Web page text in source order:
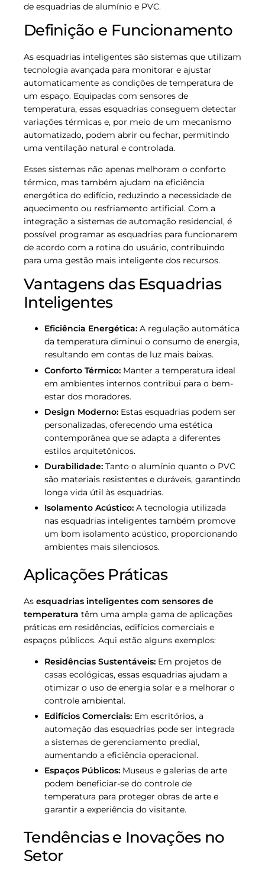
de esquadrias de alumínio e PVC.
Definição e Funcionamento
As esquadrias inteligentes são sistemas que utilizam
tecnologia avançada para monitorar e ajustar
automaticamente as condições de temperatura de
um espaço. Equipadas com sensores de
temperatura, essas esquadrias conseguem detectar
variações térmicas e, por meio de um mecanismo
automatizado, podem abrir ou fechar, permitindo
uma ventilação natural e controlada.
Esses sistemas não apenas melhoram o conforto
térmico, mas também ajudam na eficiência
energética do edifício, reduzindo a necessidade de
aquecimento ou resfriamento artificial. Com a
integração a sistemas de automação residencial, é
possível programar as esquadrias para funcionarem
de acordo com a rotina do usuário, contribuindo
para uma gestão mais inteligente dos recursos.
Vantagens das Esquadrias
Inteligentes
Eficiência Energética: A regulação automática
da temperatura diminui o consumo de energia,
resultando em contas de luz mais baixas.
Conforto Térmico: Manter a temperatura ideal
em ambientes internos contribui para o bem-
estar dos moradores.
Design Moderno: Estas esquadrias podem ser
personalizadas, oferecendo uma estética
contemporânea que se adapta a diferentes
estilos arquitetônicos.
Durabilidade: Tanto o alumínio quanto o PVC
são materiais resistentes e duráveis, garantindo
longa vida útil às esquadrias.
Isolamento Acústico: A tecnologia utilizada
nas esquadrias inteligentes também promove
um bom isolamento acústico, proporcionando
ambientes mais silenciosos.
Aplicações Práticas
As esquadrias inteligentes com sensores de
temperatura têm uma ampla gama de aplicações
práticas em residências, edifícios comerciais e
espaços públicos. Aqui estão alguns exemplos:
Residências Sustentáveis: Em projetos de
casas ecológicas, essas esquadrias ajudam a
otimizar o uso de energia solar e a melhorar o
controle ambiental.
Edifícios Comerciais: Em escritórios, a
automação das esquadrias pode ser integrada
a sistemas de gerenciamento predial,
aumentando a eficiência operacional.
Espaços Públicos: Museus e galerias de arte
podem beneficiar-se do controle de
temperatura para proteger obras de arte e
garantir a experiência do visitante.
Tendências e Inovações no
Setor